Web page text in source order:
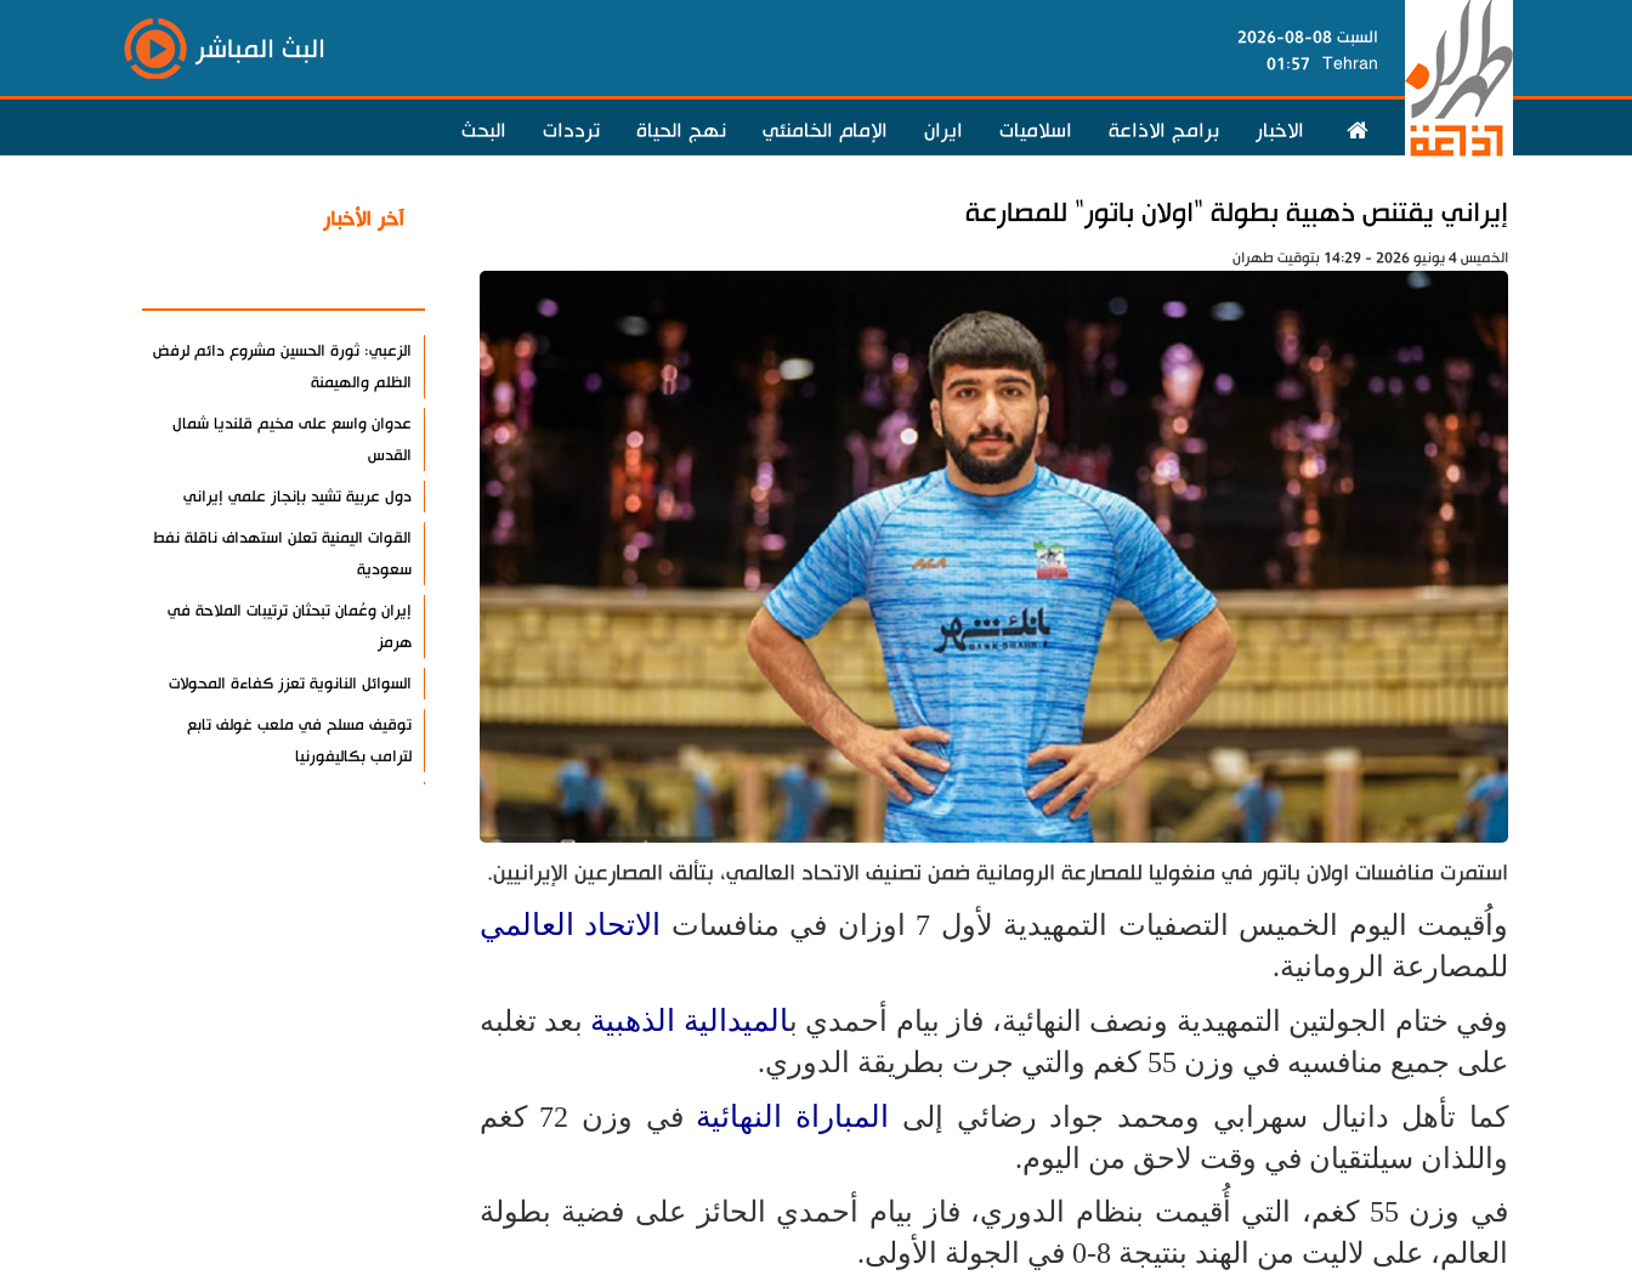
السبت 08-08-2026
Tehran
01:57 البث المباشر
الاخبار برامج الاذاعة اسلاميات ايران الإمام الخامنئي نهج الحياة ترددات البحث
إيراني يقتنص ذهبية بطولة "اولان باتور" للمصارعة
الخميس 4 يونيو 2026 - 14:29 بتوقيت طهران
استمرت منافسات اولان باتور في منغوليا للمصارعة الرومانية ضمن تصنيف الاتحاد العالمي، بتألق المصارعين الإيرانيين.
واُقيمت اليوم الخميس التصفيات التمهيدية لأول 7 اوزان في منافسات الاتحاد العالمي
للمصارعة الرومانية.
وفي ختام الجولتين التمهيدية ونصف النهائية، فاز بيام أحمدي بالميدالية الذهبية بعد تغلبه
على جميع منافسيه في وزن 55 كغم والتي جرت بطريقة الدوري.
كما تأهل دانيال سهرابي ومحمد جواد رضائي إلى
المباراة النهائية
في وزن 72 كغم
واللذان سيلتقيان في وقت لاحق من اليوم.
في وزن 55 كغم، التي أُقيمت بنظام الدوري، فاز بيام أحمدي الحائز على فضية بطولة
العالم، على لاليت من الهند بنتيجة 8-0 في الجولة الأولى.
آخر الأخبار
الزعبي: ثورة الحسين مشروع دائم لرفض
الظلم والهيمنة
عدوان واسع على مخيم قلنديا شمال
القدس
دول عربية تشيد بإنجاز علمي إيراني
القوات اليمنية تعلن استهداف ناقلة نفط
سعودية
إيران وعُمان تبحثان ترتيبات الملاحة في
هرمز
السوائل النانوية تعزز كفاءة المحولات
توقيف مسلح في ملعب غولف تابع
لترامب بكاليفورنيا